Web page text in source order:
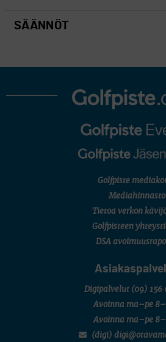
SÄÄNNÖT
Golfpiste
Mediahinnasto
Tietoa verkon
Golfpisteen
DSA
Digipalvelut (09) 156
Avoinna ma–pe
Avoinna ma–pe
(digi)